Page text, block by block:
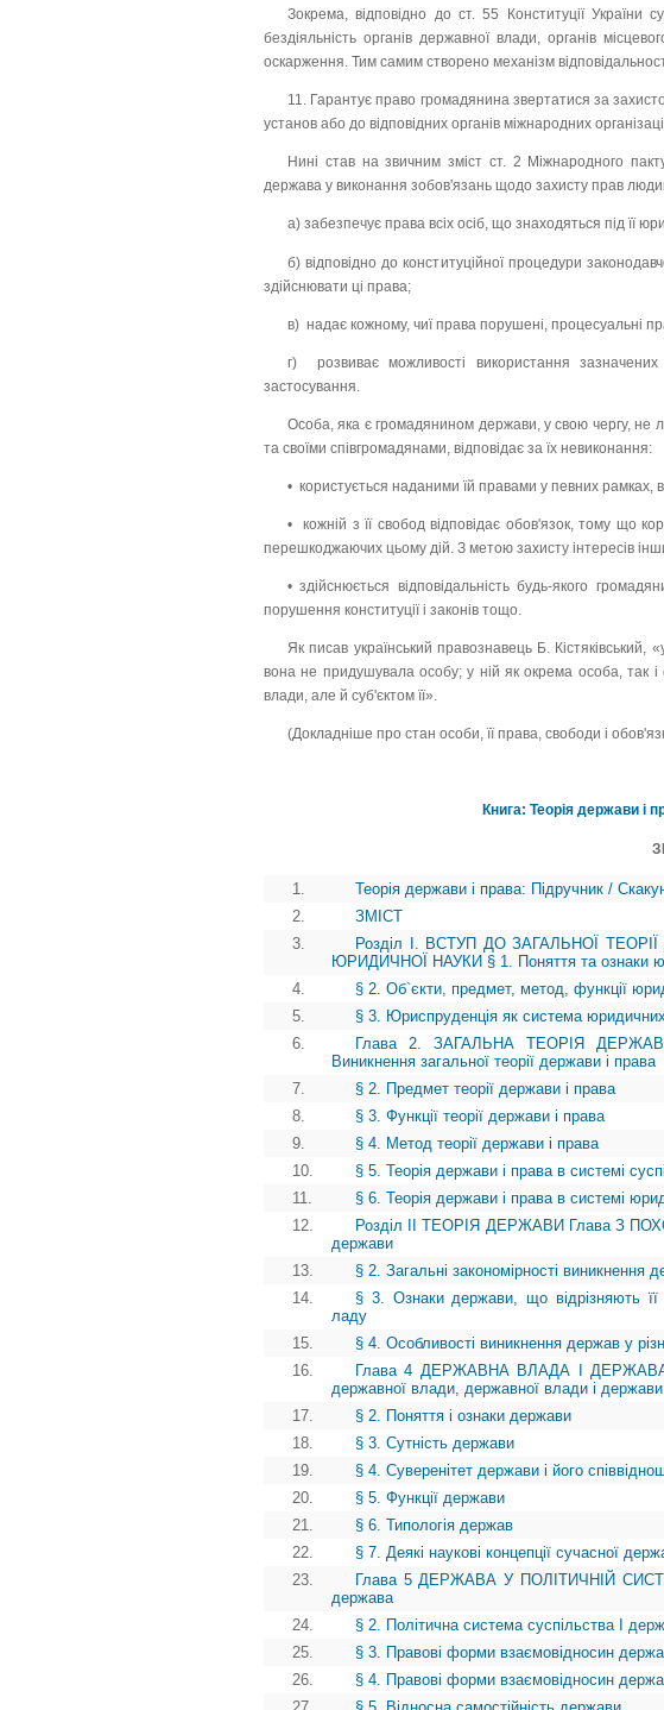
Зокрема, відповідно до ст. 55 Конституції України
бездіяльність органів державної влади, органів
оскарження. Тим самим створено механізм
11. Гарантує право громадянина звертатися за
установ або до відповідних органів міжнародних
Нині став на звичним зміст ст. 2 Міжнародного
держава у виконання зобов'язань щодо захисту прав
а) забезпечує права всіх осіб, що знаходяться під її
б) відповідно до конституційної процедури
здійснювати ці права;
в) надає кожному, чиї права порушені, процесуальні
г) розвиває можливості використання
застосування.
Особа, яка є громадянином держави, у свою чергу,
та своїми співгромадянами, відповідає за їх невиконання:
• користується наданими їй правами у певних рамках,
• кожній з її свобод відповідає обов'язок, тому що
перешкоджаючих цьому дій. З метою захисту інтересів
• здійснюється відповідальність будь-якого
порушення конституції і законів тощо.
Як писав український правознавець Б.
вона не придушувала особу; у ній як окрема особа, так
влади, але й суб'єктом її».
(Докладніше про стан особи, її права, свободи і
Книга: Теорія держави і
1.
Теорія держави і права: Підручник /
2.
ЗМІСТ
3.
Розділ І. ВСТУП ДО ЗАГАЛЬНОЇ
ЮРИДИЧНОЇ НАУКИ § 1. Поняття та ознаки
4.
§ 2. Об`єкти, предмет, метод, функції
5.
§ 3. Юриспруденція як система
6.
Глава 2. ЗАГАЛЬНА ТЕОРІЯ
Виникнення загальної теорії держави і права
7.
§ 2. Предмет теорії держави і права
8.
§ 3. Функції теорії держави і права
9.
§ 4. Метод теорії держави і права
10.
§ 5. Теорія держави і права в системі
11.
§ 6. Теорія держави і права в системі
12.
Розділ II ТЕОРІЯ ДЕРЖАВИ Глава З
держави
13.
§ 2. Загальні закономірності виникнення
14.
§ 3. Ознаки держави, що відрізняють її
ладу
15.
§ 4. Особливості виникнення держав у
16.
Глава 4 ДЕРЖАВНА ВЛАДА І ДЕРЖАВА §
державної влади, державної влади і держави
17.
§ 2. Поняття і ознаки держави
18.
§ 3. Сутність держави
19.
§ 4. Суверенітет держави і його
20.
§ 5. Функції держави
21.
§ 6. Типологія держав
22.
§ 7. Деякі наукові концепції сучасної
23.
Глава 5 ДЕРЖАВА У ПОЛІТИЧНІЙ
держава
24.
§ 2. Політична система суспільства І
25.
§ 3. Правові форми взаємовідносин
26.
§ 4. Правові форми взаємовідносин